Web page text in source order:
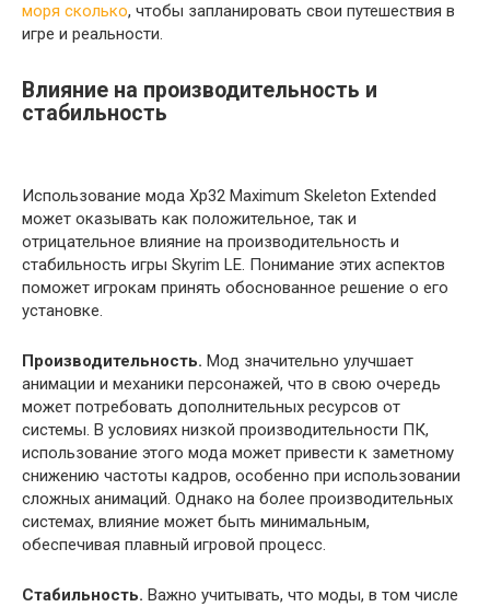
моря сколько, чтобы запланировать свои путешествия в
игре и реальности.
Влияние на производительность и
стабильность
Использование мода Xp32 Maximum Skeleton Extended
может оказывать как положительное, так и
отрицательное влияние на производительность и
стабильность игры Skyrim LE. Понимание этих аспектов
поможет игрокам принять обоснованное решение о его
установке.
Производительность. Мод значительно улучшает
анимации и механики персонажей, что в свою очередь
может потребовать дополнительных ресурсов от
системы. В условиях низкой производительности ПК,
использование этого мода может привести к заметному
снижению частоты кадров, особенно при использовании
сложных анимаций. Однако на более производительных
системах, влияние может быть минимальным,
обеспечивая плавный игровой процесс.
Стабильность. Важно учитывать, что моды, в том числе